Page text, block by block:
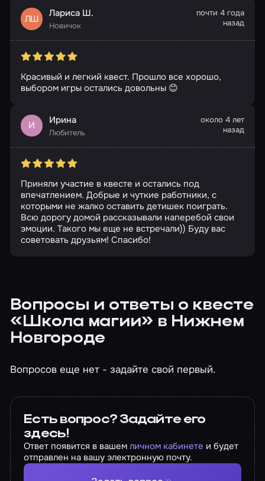
ЛШ Лариса Ш.
Новичок
почти 4 года
назад
Красивый и легкий квест. Прошло все хорошо,
выбором игры остались довольны 😊
И Ирина
Любитель
около 4 лет
назад
Приняли участие в квесте и остались под
впечатлением. Добрые и чуткие работники, с
которыми не жалко оставить детишек поиграть.
Всю дорогу домой рассказывали наперебой свои
эмоции. Такого мы еще не встречали)) Буду вас
советовать друзьям! Спасибо!
Вопросы и ответы о квесте
«Школа магии» в Нижнем
Новгороде
Вопросов еще нет - задайте свой первый.
Есть вопрос? Задайте его
здесь!
Ответ появится в вашемличном кабинете и будет
отправлен на вашу электронную почту.